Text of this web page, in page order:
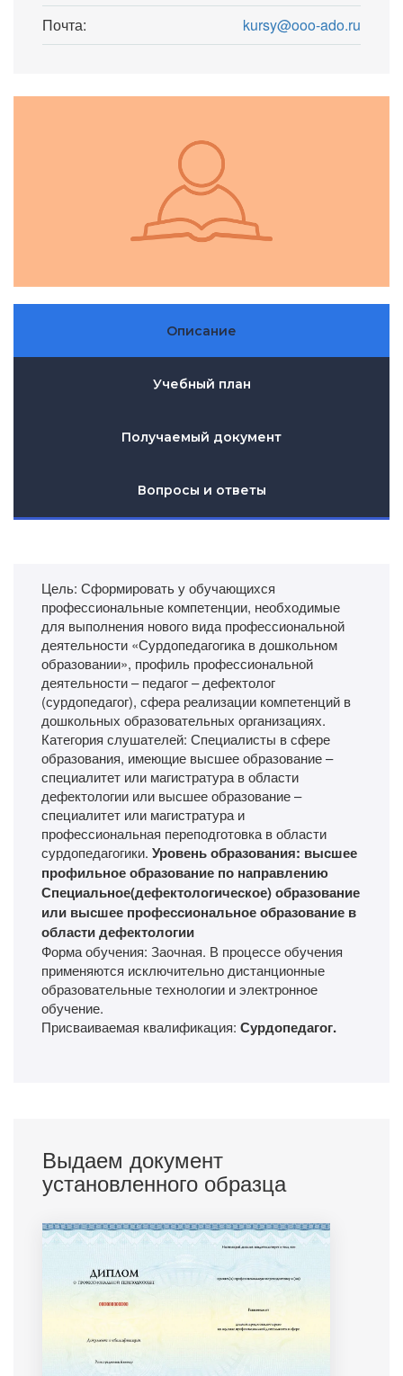
Почта:
kursy@ooo-ado.ru
Описание
Учебный план
Получаемый документ
Вопросы и ответы
Цель: Сформировать у обучающихся
профессиональные компетенции, необходимые
для выполнения нового вида профессиональной
деятельности «Сурдопедагогика в дошкольном
образовании», профиль профессиональной
деятельности – педагог – дефектолог
(сурдопедагог), сфера реализации компетенций в
дошкольных образовательных организациях.
Категория слушателей: Специалисты в сфере
образования, имеющие высшее образование –
специалитет или магистратура в области
дефектологии или высшее образование –
специалитет или магистратура и
профессиональная переподготовка в области
сурдопедагогики. Уровень образования: высшее
профильное образование по направлению
Специальное(дефектологическое) образование
или высшее профессиональное образование в
области дефектологии
Форма обучения: Заочная. В процессе обучения
применяются исключительно дистанционные
образовательные технологии и электронное
обучение.
Присваиваемая квалификация: Сурдопедагог.
Выдаем документ
установленного образца